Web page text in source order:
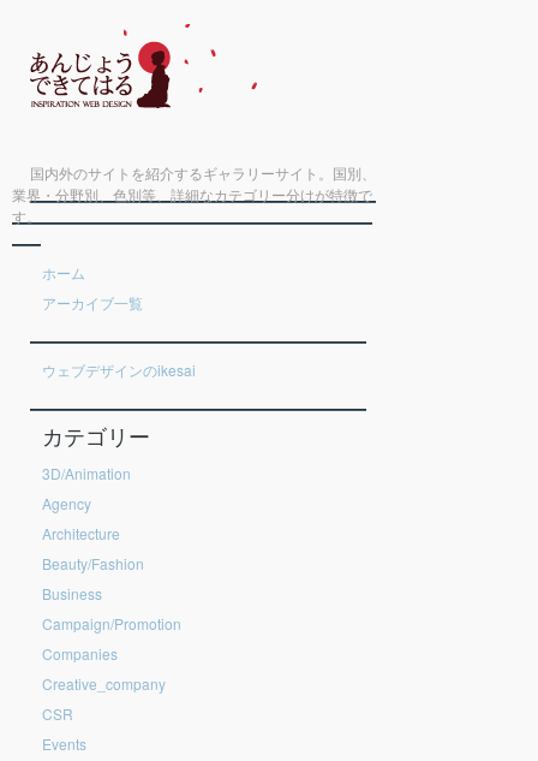
国内外のサイトを紹介するギャラリーサイト。国別、
業界・分野別、色別等、詳細なカテゴリー分けが特徴で
す。
ホーム
アーカイブ一覧
ウェブデザインのikesai
カテゴリー
3D/Animation
Agency
Architecture
Beauty/Fashion
Business
Campaign/Promotion
Companies
Creative_company
CSR
Events